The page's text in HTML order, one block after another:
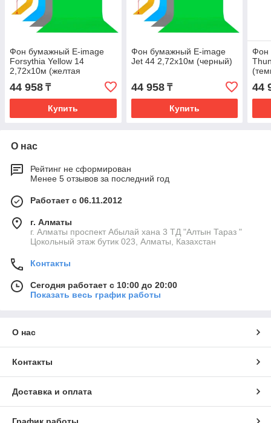
Фон бумажный E-image
Forsythia Yellow 14
2,72x10м (желтая
44 958 ₸
Купить
Фон бумажный E-image
Jet 44 2,72x10м (черный)
44 958₸
Купить
Фон
44
О нас
Рейтинг не сформирован
Менее 5 отзывов за последний год
Работает с 06.11.2012
г. Алматы
г. Алматы проспект Абылай хана 3 ТД "Алтын Тараз "
Цокольный этаж бутик 023, Алматы, Казахстан
Контакты
Сегодня работает с 10:00 до 20:00
Показать весь график работы
О нас
Контакты
Доставка и оплата